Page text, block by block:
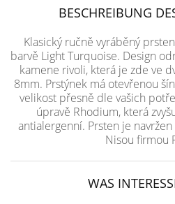
BESCHREIBUNG
Klasický ručně vyráběný
barvě Light Turquoise. Design
kamene rivoli, která je zde ve
8mm. Prstýnek má otevřenou
velikost přesně dle vašich
úpravě Rhodium, která
antialergenní. Prsten je
Nisou firmou
WAS